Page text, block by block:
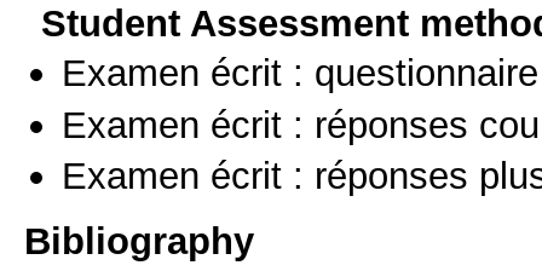
Student Assessment
Examen écrit :
Examen écrit : réponses
Examen écrit : réponses
Bibliography